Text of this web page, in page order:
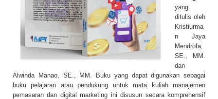
yang
ditulis oleh
Kristiurma
n Jaya
Mendrofa,
SE., MM.
dan
Alwinda Manao, SE., MM. Buku yang dapat digunakan sebagai
buku pelajaran atau pendukung untuk mata kuliah manajemen
pemasaran dan digital marketing ini disusun secara komprehensif